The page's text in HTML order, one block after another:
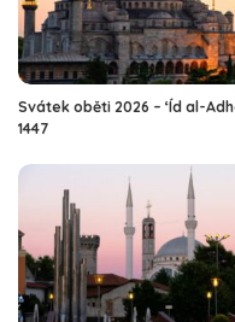
Svátek oběti 2026 – ‘Íd al-
1447